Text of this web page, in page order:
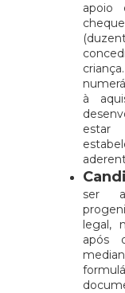
apoio
à
ser
legal,
após